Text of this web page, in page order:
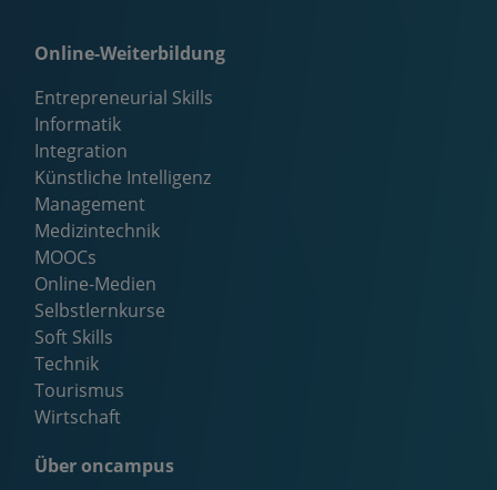
Online-Weiterbildung
Entrepreneurial Skills
Informatik
Integration
Künstliche Intelligenz
Management
Medizintechnik
MOOCs
Online-Medien
Selbstlernkurse
Soft Skills
Technik
Tourismus
Wirtschaft
Über oncampus